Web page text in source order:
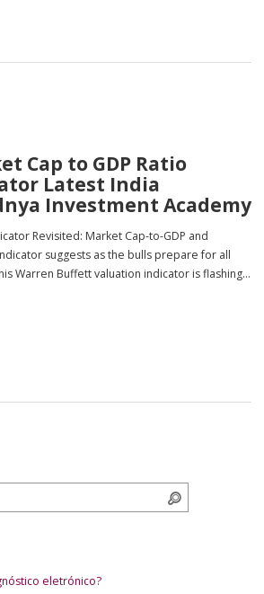
of four-star and five-star reviews from
with the products they found in […]
Cap to GDP Ratio
Latest India
Investment Academy
Revisited: Market Cap-to-GDP and
suggests as the bulls prepare for all
Warren Buffett valuation indicator is flashing
Valuations? By our calculation that is currently
eletrónico?